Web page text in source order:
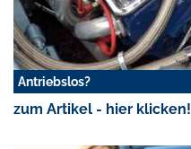
Antriebslos?
zum Artikel - hier klicken!